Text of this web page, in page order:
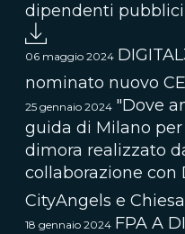
dipendenti
06 maggio 2024
nominato nuovo
25 gennaio 2024 "Dove
guida di Milano per
dimora realizzato
collaborazione con
CityAngels e
18 gennaio 2024 FPA A